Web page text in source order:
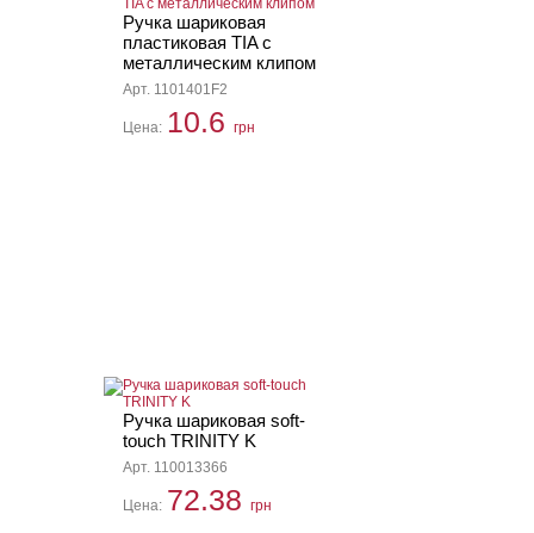
Ручка шариковая
пластиковая TIA с
металлическим клипом
Арт. 1101401F2
Цена: 10.6 грн
Ручка шариковая soft-
touch TRINITY K
Арт. 110013366
Цена: 72.38 грн